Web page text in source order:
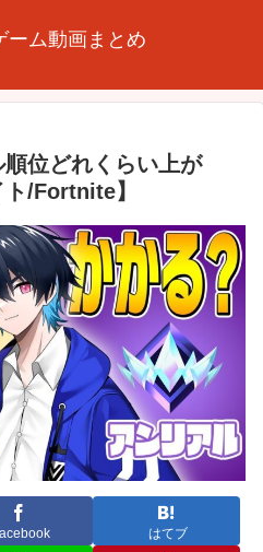
ーム動画まとめ
位どれくらい上が
/Fortnite】
はてブ